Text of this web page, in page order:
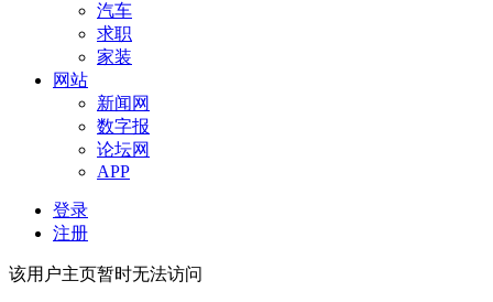
汽车
求职
家装
网站
新闻网
数字报
论坛网
APP
登录
注册
该用户主页暂时无法访问